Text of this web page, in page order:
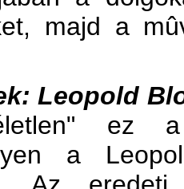
majd a
Leopold
ez
a